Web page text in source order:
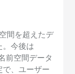
間を超えたデ
。今後は
前空間データ
で、ユーザー